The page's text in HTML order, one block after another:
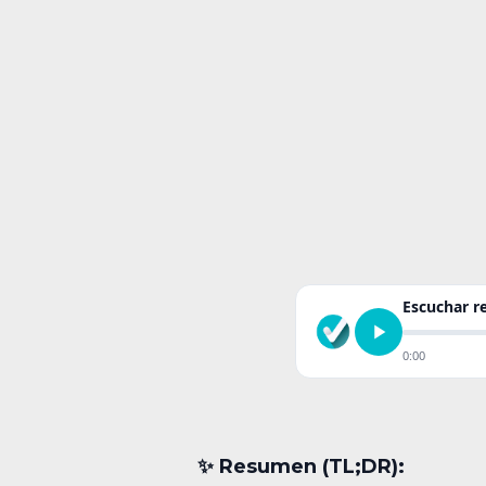
Escuchar
0:00
✨︎ Resumen (TL;DR):